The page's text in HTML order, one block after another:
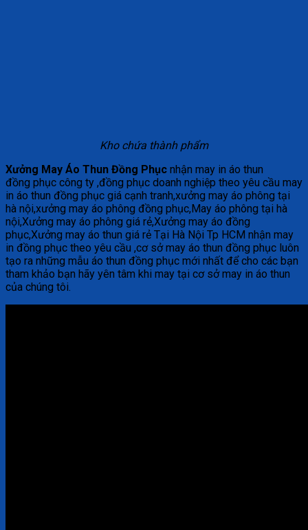
Kho chứa thành phẩm
Xưởng May Áo Thun Đồng Phục nhận may in áo thun
đồng phục công ty ,đồng phục doanh nghiệp theo yêu cầu may
in áo thun đồng phục giá cạnh tranh,xưởng may áo phông tại
hà nội,xưởng may áo phông đồng phục,May áo phông tại hà
nội,Xưởng may áo phông giá rẻ,Xưởng may áo đồng
phục,Xưởng may áo thun giá rẻ Tại Hà Nội Tp HCM nhận may
in đồng phục theo yêu cầu ,cơ sở may áo thun đồng phục luôn
tạo ra những mẫu áo thun đồng phục mới nhất để cho các bạn
tham khảo bạn hãy yên tâm khi may tại cơ sở may in áo thun
của chúng tôi.